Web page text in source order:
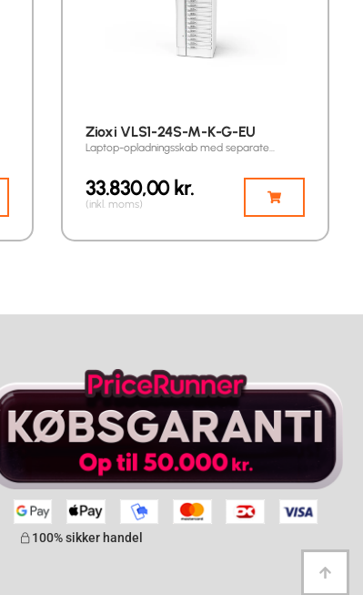
Zioxi VLS1-24S-M-K-G-EU
Laptop-opladningsskab med separate…
33.830,00kr.
(inkl. moms)
100% sikker handel